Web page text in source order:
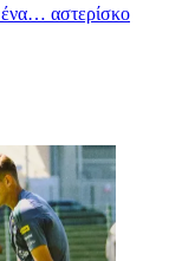
αστερίσκο